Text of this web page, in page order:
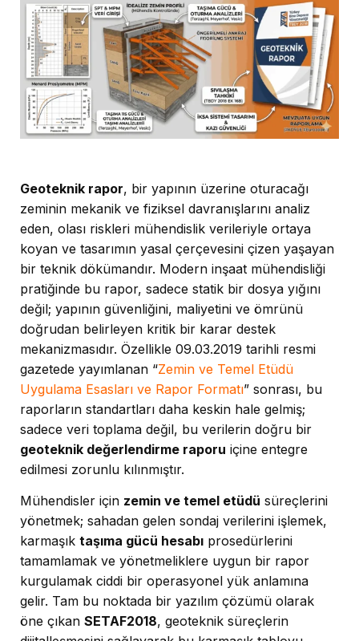
Geoteknik rapor, bir yapının üzerine oturacağı
zeminin mekanik ve fiziksel davranışlarını analiz
eden, olası riskleri mühendislik verileriyle ortaya
koyan ve tasarımın yasal çerçevesini çizen yaşayan
bir teknik dökümandır. Modern inşaat mühendisliği
pratiğinde bu rapor, sadece statik bir dosya yığını
değil; yapının güvenliğini, maliyetini ve ömrünü
doğrudan belirleyen kritik bir karar destek
mekanizmasıdır. Özellikle 09.03.2019 tarihli resmi
gazetede yayımlanan “Zemin ve Temel Etüdü
Uygulama Esasları ve Rapor Formatı” sonrası, bu
raporların standartları daha keskin hale gelmiş;
sadece veri toplama değil, bu verilerin doğru bir
geoteknik değerlendirme raporu içine entegre
edilmesi zorunlu kılınmıştır.
Mühendisler için zemin ve temel etüdü süreçlerini
yönetmek; sahadan gelen sondaj verilerini işlemek,
karmaşık taşıma gücü hesabı prosedürlerini
tamamlamak ve yönetmeliklere uygun bir rapor
kurgulamak ciddi bir operasyonel yük anlamına
gelir. Tam bu noktada bir yazılım çözümü olarak
öne çıkan SETAF2018, geoteknik süreçlerin